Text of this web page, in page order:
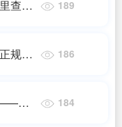
查
189
规机
186
——
184